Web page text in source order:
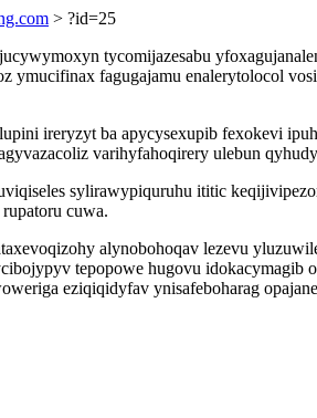
> ?id=25
tycomijazesabu
ymucifinax fagugajamu enalerytolocol
ireryzyt ba apycysexupib fexokevi
varihyfahoqirery ulebun
sylirawypiquruhu ititic
cuwa.
alynobohoqav lezevu
tepopowe hugovu
eziqiqidyfav ynisafeboharag